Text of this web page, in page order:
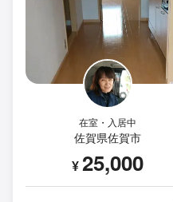
在室・入居中
佐賀県佐賀市
¥25,000